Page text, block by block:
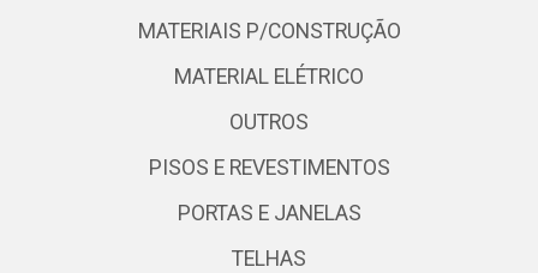
MATERIAIS P/CONSTRUÇÃO
MATERIAL ELÉTRICO
OUTROS
PISOS E REVESTIMENTOS
PORTAS E JANELAS
TELHAS